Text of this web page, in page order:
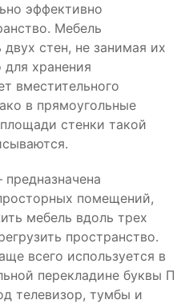
эффективно
Мебель
двух стен, не занимая их
хранения
вместительного
в прямоугольные
стенки такой
помещений,
мебель вдоль трех
пространство.
всего используется в
перекладине буквы П
телевизор, тумбы и